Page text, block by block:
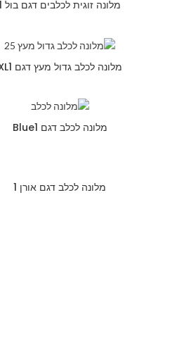
מלונה זוגית לכלבים דגם בול 1
מלונה לכלב גדול מעץ דגם XL1
מלונה לכלב דגם Blue1
מלונה לכלב דגם אורן 1